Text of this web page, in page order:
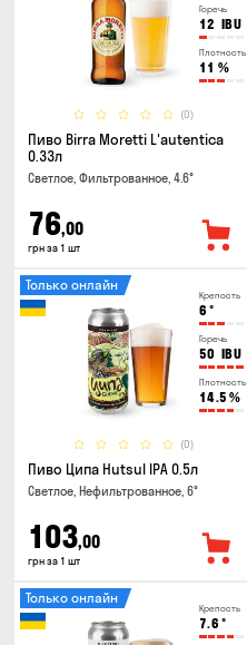
Горечь
12 IBU
Плотность
11 %
(0)
Пиво Birra Moretti L'autentica
0.33л
Светлое, Фильтрованное, 4.6°
76,00
грн за 1 шт
Крепость
6 °
Горечь
50 IBU
Плотность
14.5 %
(0)
Только онлайн
Пиво Ципа Hutsul IPA 0.5л
Светлое, Нефильтрованное, 6°
103,00
грн за 1 шт
Крепость
7.6 °
Только онлайн